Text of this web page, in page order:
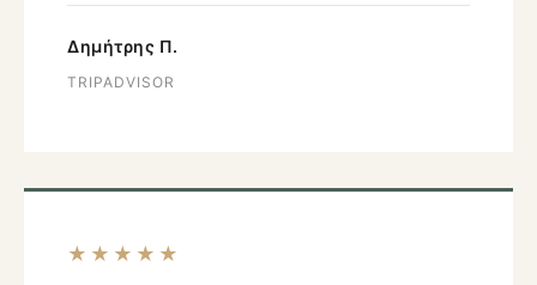
Δημήτρης Π.
TRIPADVISOR
★★★★★